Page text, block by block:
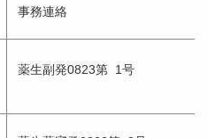
事務連絡
薬生副発0823第 1号